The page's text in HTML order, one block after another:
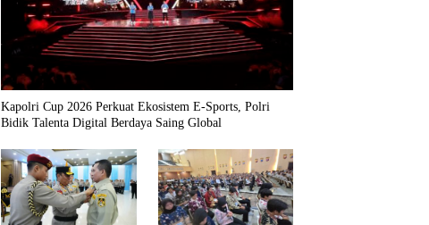
Kapolri Cup 2026 Perkuat Ekosistem E-Sports, Polri
Bidik Talenta Digital Berdaya Saing Global